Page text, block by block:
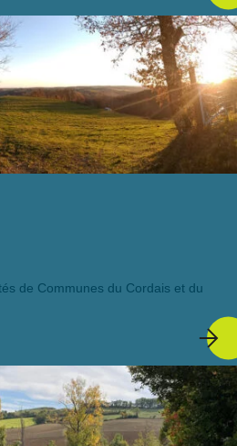
de Communes du Cordais et du